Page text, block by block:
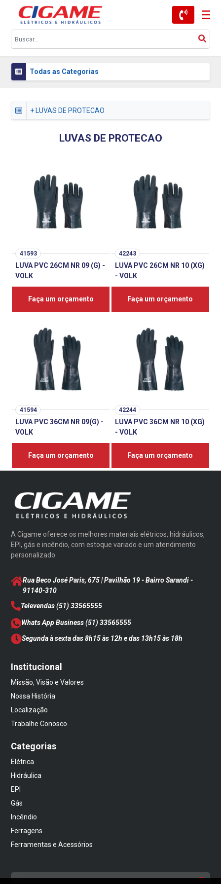
Todas as Categorias
+ LUVAS DE PROTECAO
LUVAS DE PROTECAO
41593
LUVA PVC 26CM NR 09 (G) -
VOLK
Faça um orçamento
42243
LUVA PVC 26CM NR 10 (XG)
- VOLK
Faça um orçamento
41594
LUVA PVC 36CM NR 09(G) -
VOLK
Faça um orçamento
42244
LUVA PVC 36CM NR 10 (XG)
- VOLK
Faça um orçamento
A Cigame oferece os melhores materiais elétricos, hidráulicos,
EPI, gás e incêndio, com estoque variado e um atendimento
personalizado.
Rua Beco José Paris, 675 | Pavilhão 19 - Bairro Sarandi-
91140-310
Televendas(51) 33565555
Whats App Business(51) 33565555
Segunda à sexta das 8h15 às 12h e das 13h15 às 18h
Institucional
Missão, Visão e Valores
Nossa História
Localização
Trabalhe Conosco
Categorias
Elétrica
Hidráulica
EPI
Gás
Incêndio
Ferragens
Ferramentas e Acessórios